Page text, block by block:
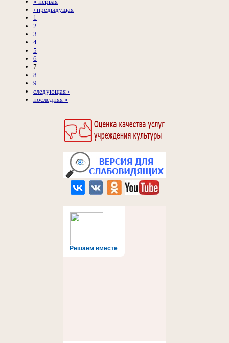
Решаем вместе
‹ предыдущая
1
2
3
4
5
6
7
8
9
следующая ›
последняя »